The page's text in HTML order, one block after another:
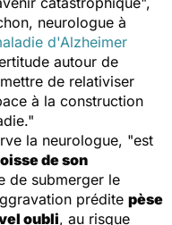
neurologue à
d'Alzheimer
autour de
de relativiser
à la construction
la neurologue, "est
de son
de submerger le
prédite pèse
oubli, au risque